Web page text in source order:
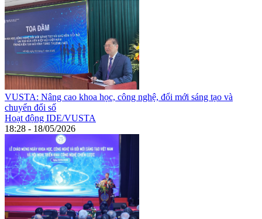
VUSTA: Nâng cao khoa học, công nghệ, đổi mới sáng tạo và
chuyển đổi số
Hoạt động IDE/VUSTA
18:28 - 18/05/2026